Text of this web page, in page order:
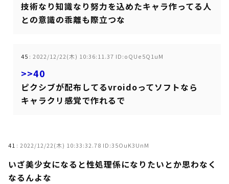
技術なり知識なり努力を込めたキャラ作ってる人
との意識の乖離も際立つな
45 : 2022/12/22(木) 10:36:11.37 ID:oQUe5Q1uM
>>40
ピクシブが配布してるvroidoってソフトなら
キャラクリ感覚で作れるで
41 : 2022/12/22(木) 10:33:32.78 ID:35OuK3UnM
いざ美少女になると性処理係になりたいとか思わなく
なるんよな